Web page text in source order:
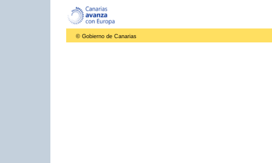
© Gobierno de Canarias